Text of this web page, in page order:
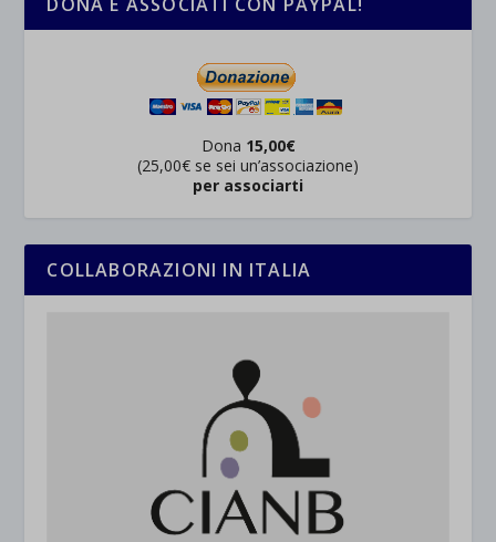
DONA E ASSOCIATI CON PAYPAL!
Dona 15,00€
(25,00€ se sei un’associazione)
per associarti
COLLABORAZIONI IN ITALIA